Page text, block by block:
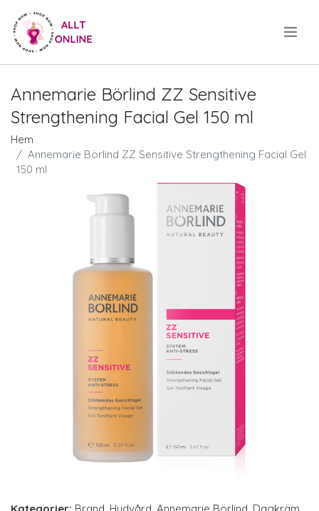
Annemarie Börlind ZZ Sensitive
Strengthening Facial Gel 150 ml
Hem
Annemarie Börlind ZZ Sensitive Strengthening Facial Gel
150 ml